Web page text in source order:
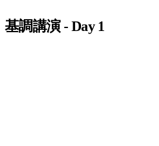
基調講演 - Day 1